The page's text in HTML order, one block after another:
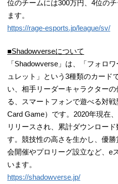
位のチームには300万円、4位の
ます。
https://rage-esports.jp/league/sv/
■Shadowverseについて
「Shadowverse」は、「フォロ
ュレット」という3種類のカード
い、相手リーダーキャラクター
る、スマートフォンで遊べる対
Card Game）です。2020年現在
リリースされ、累計ダウンロー
す。競技性の高さを生かし、優
会開催やプロリーグ設立など、e
います。
https://shadowverse.jp/